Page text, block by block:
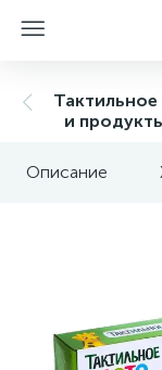
и
Описание